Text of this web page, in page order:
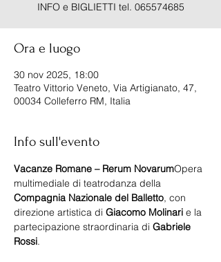
INFO e BIGLIETTI tel. 065574685
Ora e luogo
30 nov 2025, 18:00
Teatro Vittorio Veneto, Via Artigianato, 47,
00034 Colleferro RM, Italia
Info sull'evento
Vacanze Romane – Rerum NovarumOpera
multimediale di teatrodanza della
Compagnia Nazionale del Balletto, con
direzione artistica di Giacomo Molinari e la
partecipazione straordinaria di Gabriele
Rossi.